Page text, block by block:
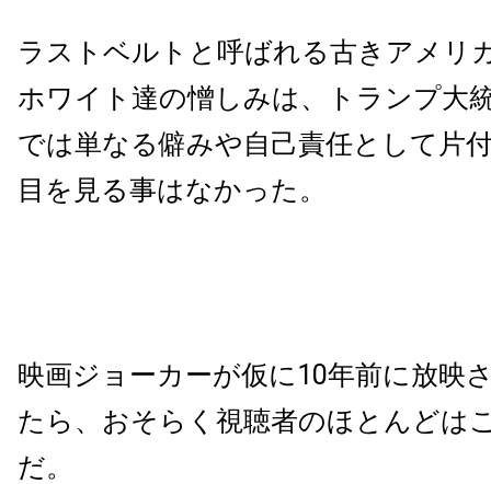
ラストベルトと呼ばれる古きアメリ
ホワイト達の憎しみは、トランプ大
では単なる僻みや自己責任として片
目を見る事はなかった。
映画ジョーカーが仮に10年前に放映
たら、おそらく視聴者のほとんどは
だ。